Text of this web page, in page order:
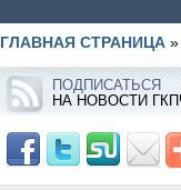
ГЛАВНАЯ СТРАНИЦА »
ПОДПИСАТЬСЯ
НА НОВОСТИ